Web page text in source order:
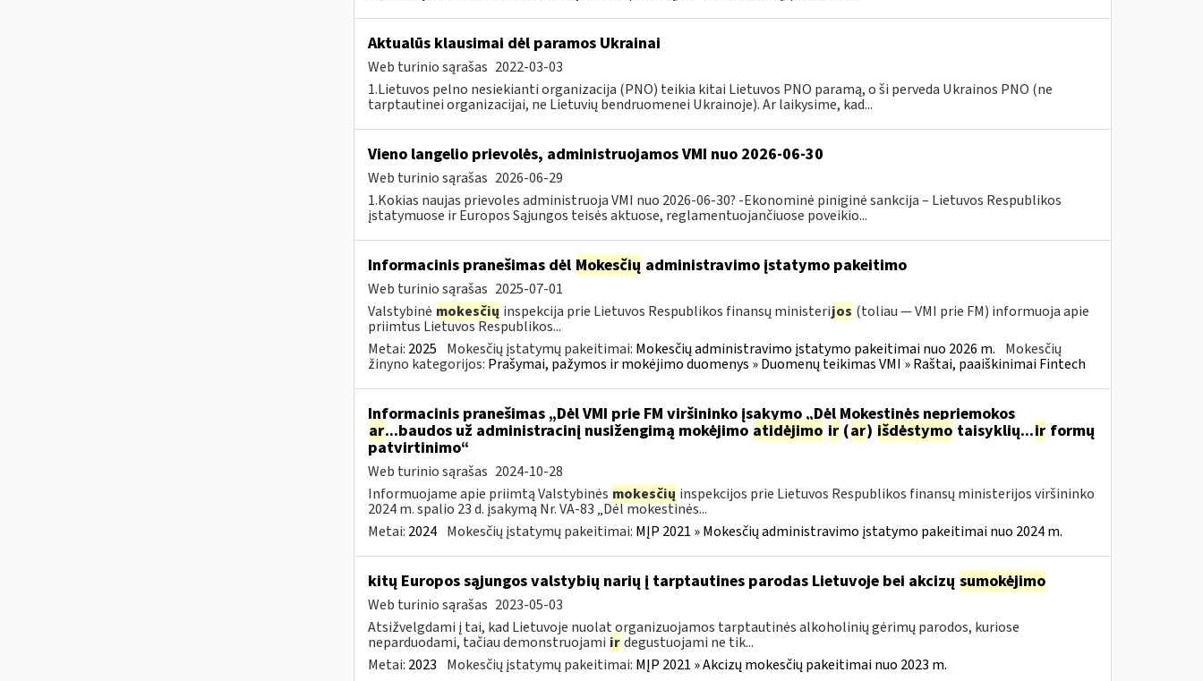
Aktualūs klausimai dėl paramos Ukrainai
Web turinio sąrašas 2022-03-03
1.Lietuvos pelno nesiekianti organizacija (PNO) teikia kitai Lietuvos PNO paramą, o ši perveda Ukrainos PNO (ne
tarptautinei organizacijai, ne Lietuvių bendruomenei Ukrainoje). Ar laikysime, kad...
Vieno langelio prievolės, administruojamos VMI nuo 2026-06-30
Web turinio sąrašas 2026-06-29
1.Kokias naujas prievoles administruoja VMI nuo 2026-06-30? -Ekonominė piniginė sankcija – Lietuvos Respublikos
įstatymuose ir Europos Sąjungos teisės aktuose, reglamentuojančiuose poveikio...
Informacinis pranešimas dėl Mokesčių administravimo įstatymo pakeitimo
Web turinio sąrašas 2025-07-01
Valstybinė mokesčių inspekcija prie Lietuvos Respublikos finansų ministerijos (toliau — VMI prie FM) informuoja apie
priimtus Lietuvos Respublikos...
Metai: 2025 Mokesčių įstatymų pakeitimai: Mokesčių administravimo įstatymo pakeitimai nuo 2026 m. Mokesčių
žinyno kategorijos: Prašymai, pažymos ir mokėjimo duomenys » Duomenų teikimas VMI » Raštai, paaiškinimai Fintech
Informacinis pranešimas „Dėl VMI prie FM viršininko įsakymo „Dėl Mokestinės nepriemokos
ar...baudos už administracinį nusižengimą mokėjimo atidėjimo ir(ar) išdėstymo taisyklių...irformų
patvirtinimo“
Web turinio sąrašas 2024-10-28
Informuojame apie priimtą Valstybinės mokesčių inspekcijos prie Lietuvos Respublikos finansų ministerijos viršininko
2024 m. spalio 23 d. įsakymą Nr. VA-83 „Dėl mokestinės...
Metai: 2024 Mokesčių įstatymų pakeitimai: MĮP 2021 » Mokesčių administravimo įstatymo pakeitimai nuo 2024 m.
kitų Europos sąjungos valstybių narių į tarptautines parodas Lietuvoje bei akcizų sumokėjimo
Web turinio sąrašas 2023-05-03
Atsižvelgdami į tai, kad Lietuvoje nuolat organizuojamos tarptautinės alkoholinių gėrimų parodos, kuriose
neparduodami, tačiau demonstruojami ir degustuojami ne tik...
Metai: 2023 Mokesčių įstatymų pakeitimai: MĮP 2021 » Akcizų mokesčių pakeitimai nuo 2023 m.